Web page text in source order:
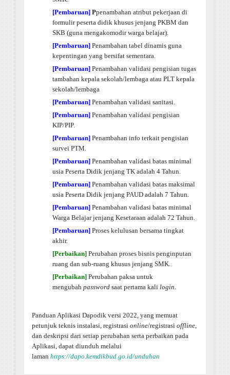
[Pembaruan] Ppenambahan atribut pekerjaan di
formulir peserta didik khusus jenjang PKBM dan
SKB (guna mengakomodir warga belajar).
[Pembaruan] Penambahan tabel dinamis guna
kepentingan yang bersifat sementara.
[Pembaruan] Penambahan validasi pengisian tugas
tambahan kepala sekolah/lembaga atau PLT kepala
sekolah/lembaga
[Pembaruan] Penambahan validasi sanitasi.
[Pembaruan] Penambahan validasi pengisian
KIP/PIP.
[Pembaruan] Penambahan info terkait pengisian
survei PTM.
[Pembaruan] Penambahan validasi batas minimal
usia Peserta Didik jenjang TK adalah 4 Tahun.
[Pembaruan] Penambahan validasi batas maksimal
usia Peserta Didik jenjang PAUD adalah 7 Tahun.
[Pembaruan] Penambahan validasi batas minimal
Warga Belajar jenjang Kesetaraan adalah 72 Tahun.
[Pembaruan] Proses kelulusan bersama tingkat
akhir.
[Perbaikan] Perubahan proses bisnis penginputan
ruang dan sub-ruang khusus jenjang SMK.
[Perbaikan] Perubahan paksa untuk
mengubah password saat pertama kali login
Panduan Aplikasi Dapodik versi 2022, yang memuat
petunjuk teknis instalasi, registrasi online/registrasi offline
dan deskripsi dari setiap perubahan serta perbaikan pada
Aplikasi, dapat diunduh melalui
laman https://dapo.kemdikbud.go.id/unduhan